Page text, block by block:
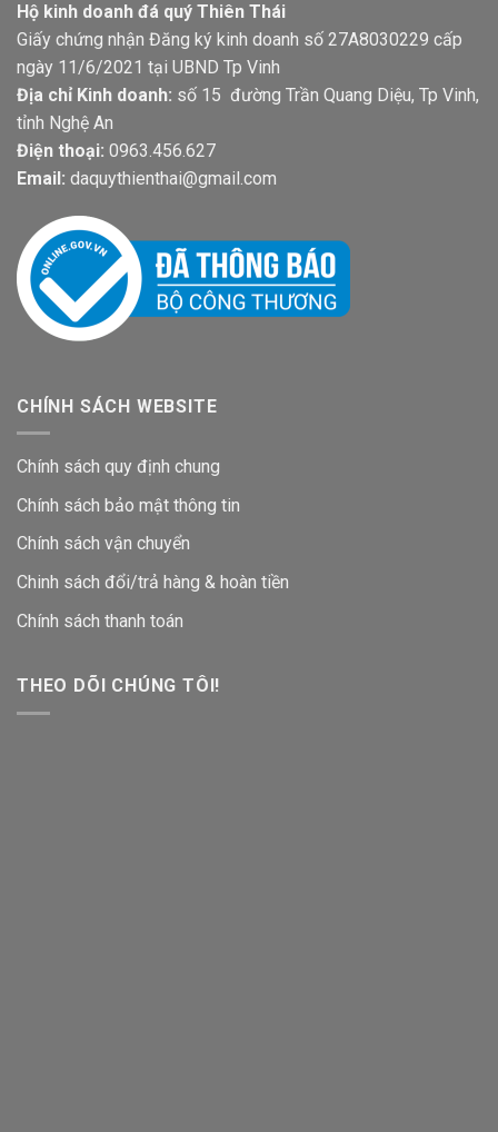
Hộ kinh doanh đá quý Thiên Thái
Giấy chứng nhận Đăng ký kinh doanh số 27A8030229 cấp
ngày 11/6/2021 tại UBND Tp Vinh
Địa chỉ Kinh doanh: số 15 đường Trần Quang Diệu, Tp Vinh,
tỉnh Nghệ An
Điện thoại: 0963.456.627
Email: daquythienthai@gmail.com
CHÍNH SÁCH WEBSITE
Chính sách quy định chung
Chính sách bảo mật thông tin
Chính sách vận chuyển
Chinh sách đổi/trả hàng & hoàn tiền
Chính sách thanh toán
THEO DÕI CHÚNG TÔI!